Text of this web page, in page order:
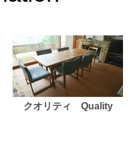
クオリティ Quality